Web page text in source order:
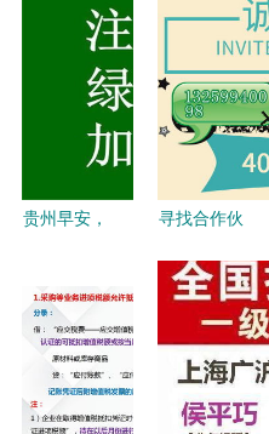
贵州早安，
办指南 让
资质审批成
为我的幸运
符
寻找合作伙
们的代办代
理，开启副
业新篇章